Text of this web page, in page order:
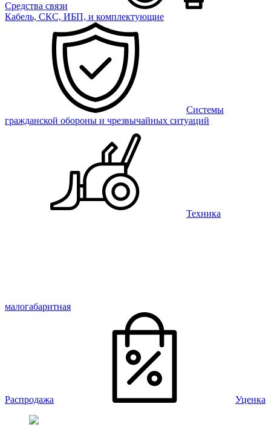
Средства связи
Кабель, СКС, ИБП, и комплектующие
Системы
гражданской обороны и чрезвычайных ситуаций
Техника
малогабаритная
Распродажа Уценка